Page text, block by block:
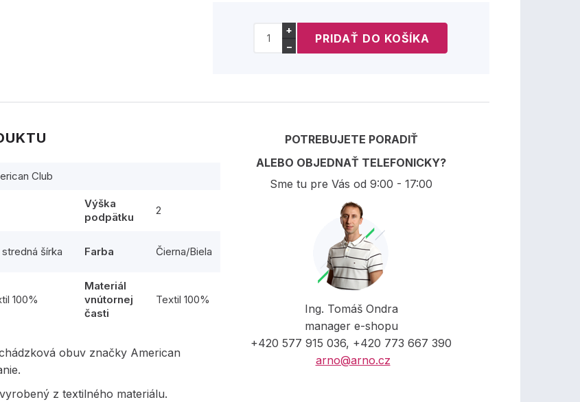
+
−
Club
Výška
podpätku
2
šírka Farba Čierna/Biela
100%
Materiál
vnútornej
časti
Textil 100%
obuv značky American
z textilného materiálu.
POTREBUJETE PORADIŤ
ALEBO OBJEDNAŤ TELEFONICKY?
Sme tu pre Vás od 9:00 - 17:00
Ing. Tomáš Ondra
manager e-shopu
+420 577 915 036, +420 773 667 390
arno@arno.cz